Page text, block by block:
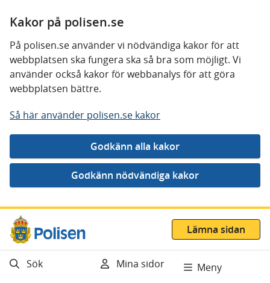
Kakor på polisen.se
På polisen.se använder vi nödvändiga kakor för att
webbplatsen ska fungera ska så bra som möjligt. Vi
använder också kakor för webbanalys för att göra
webbplatsen bättre.
Så här använder polisen.se kakor
Gå direkt till innehåll
Lämna sidan
Sök Mina sidor Meny